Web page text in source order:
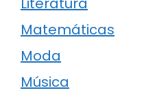
Matemáticas
Moda
Música